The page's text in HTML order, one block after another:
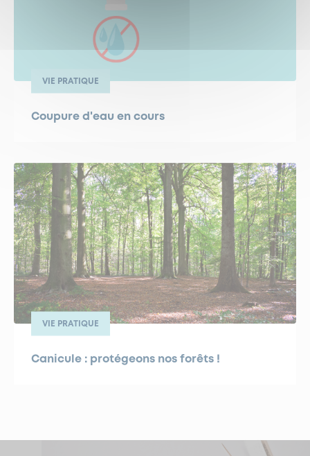
VIE PRATIQUE
Coupure d'eau en cours
VIE PRATIQUE
Canicule : protégeons nos forêts !